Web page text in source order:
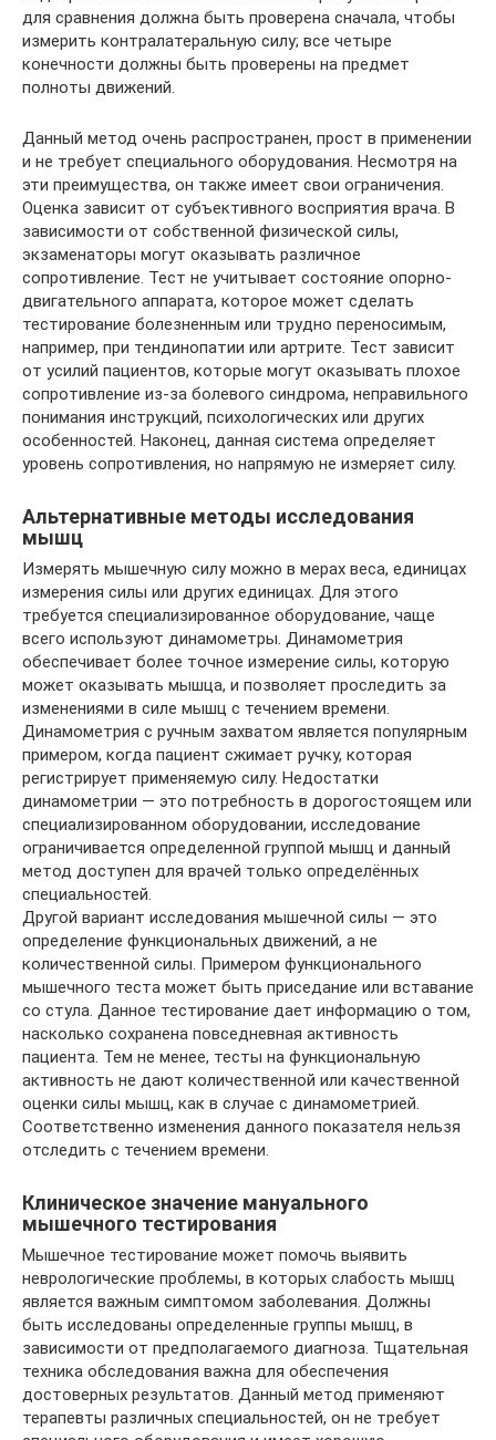
для сравнения должна быть проверена сначала, чтобы
измерить контралатеральную силу; все четыре
конечности должны быть проверены на предмет
полноты движений.
Данный метод очень распространен, прост в применении
и не требует специального оборудования. Несмотря на
эти преимущества, он также имеет свои ограничения.
Оценка зависит от субъективного восприятия врача. В
зависимости от собственной физической силы,
экзаменаторы могут оказывать различное
сопротивление. Тест не учитывает состояние опорно-
двигательного аппарата, которое может сделать
тестирование болезненным или трудно переносимым,
например, при тендинопатии или артрите. Тест зависит
от усилий пациентов, которые могут оказывать плохое
сопротивление из-за болевого синдрома, неправильного
понимания инструкций, психологических или других
особенностей. Наконец, данная система определяет
уровень сопротивления, но напрямую не измеряет силу.
Альтернативные методы исследования
мышц
Измерять мышечную силу можно в мерах веса, единицах
измерения силы или других единицах. Для этого
требуется специализированное оборудование, чаще
всего используют динамометры. Динамометрия
обеспечивает более точное измерение силы, которую
может оказывать мышца, и позволяет проследить за
изменениями в силе мышц с течением времени.
Динамометрия с ручным захватом является популярным
примером, когда пациент сжимает ручку, которая
регистрирует применяемую силу. Недостатки
динамометрии — это потребность в дорогостоящем или
специализированном оборудовании, исследование
ограничивается определенной группой мышц и данный
метод доступен для врачей только определённых
специальностей.
Другой вариант исследования мышечной силы — это
определение функциональных движений, а не
количественной силы. Примером функционального
мышечного теста может быть приседание или вставание
со стула. Данное тестирование дает информацию о том,
насколько сохранена повседневная активность
пациента. Тем не менее, тесты на функциональную
активность не дают количественной или качественной
оценки силы мышц, как в случае с динамометрией.
Соответственно изменения данного показателя нельзя
отследить с течением времени.
Клиническое значение мануального
мышечного тестирования
Мышечное тестирование может помочь выявить
неврологические проблемы, в которых слабость мышц
является важным симптомом заболевания. Должны
быть исследованы определенные группы мышц, в
зависимости от предполагаемого диагноза. Тщательная
техника обследования важна для обеспечения
достоверных результатов. Данный метод применяют
терапевты различных специальностей, он не требует